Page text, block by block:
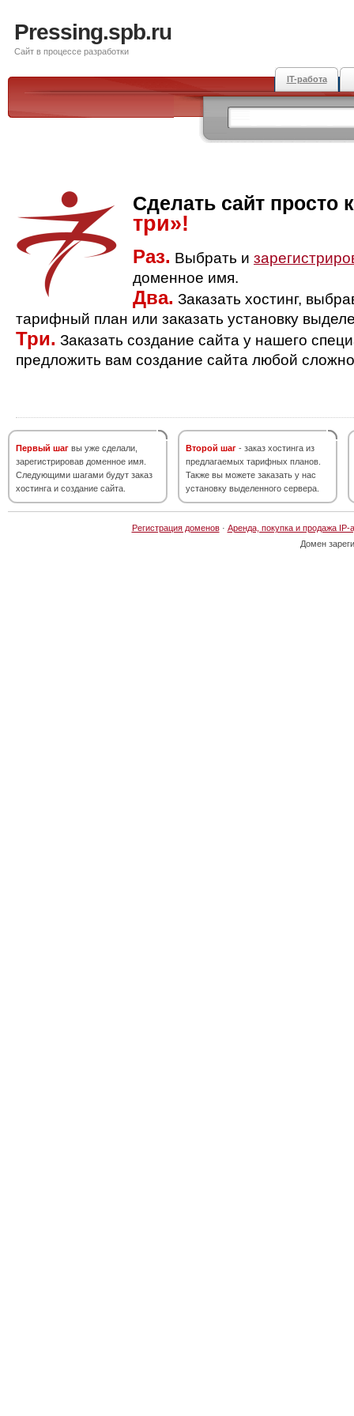
Pressing.spb.ru
Сайт в процессе разработки
IT-работа
Сделать сайт просто
три»!
Раз. Выбрать и
доменное имя.
Два. Заказать хостинг,
тарифный план или заказать установку
Три. Заказать создание сайта у нашего
предложить вам создание сайта любой
Первый шаг вы уже сделали,
зарегистрировав доменное имя.
Следующими шагами будут заказ
хостинга и создание сайта.
Второй шаг - заказ хостинга из
предлагаемых тарифных планов.
Также вы можете заказать у нас
установку выделенного сервера.
Регистрация доменов· Аренда, покупка и продажа IP-
Домен